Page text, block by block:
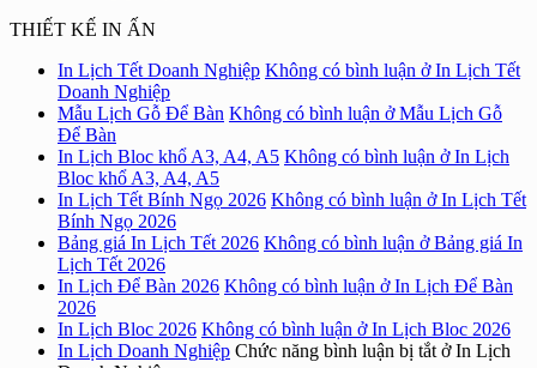
THIẾT KẾ IN ẤN
In Lịch Tết Doanh Nghiệp Không có bình luận ở In Lịch Tết
Doanh Nghiệp
Mẫu Lịch Gỗ Để Bàn Không có bình luận ở Mẫu Lịch Gỗ
Để Bàn
In Lịch Bloc khổ A3, A4, A5 Không có bình luận ở In Lịch
Bloc khổ A3, A4, A5
In Lịch Tết Bính Ngọ 2026 Không có bình luận ở In Lịch Tết
Bính Ngọ 2026
Bảng giá In Lịch Tết 2026 Không có bình luận ở Bảng giá In
Lịch Tết 2026
In Lịch Để Bàn 2026 Không có bình luận ở In Lịch Để Bàn
2026
In Lịch Bloc 2026 Không có bình luận ở In Lịch Bloc 2026
In Lịch Doanh Nghiệp Chức năng bình luận bị tắt ở In Lịch